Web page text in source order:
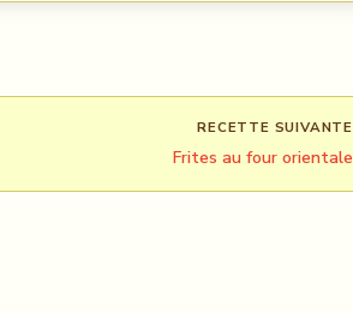
RECETTE SUIVANTE
Frites au four orientale